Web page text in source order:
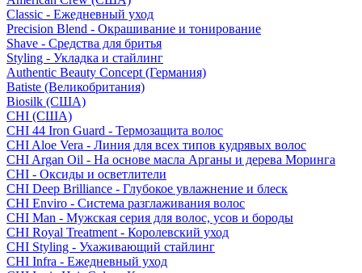
Classic - Ежедневный уход
Precision Blend - Окрашивание и тонирование
Shave - Средства для бритья
Styling - Укладка и стайлинг
Authentic Beauty Concept (Германия)
Batiste (Великобритания)
Biosilk (США)
CHI (США)
CHI 44 Iron Guard - Термозащита волос
CHI Aloe Vera - Линия для всех типов кудрявых волос
CHI Argan Oil - На основе масла Арганы и дерева Моринга
CHI - Оксиды и осветлители
CHI Deep Brilliance - Глубокое увлажнение и блеск
CHI Enviro - Система разглаживания волос
CHI Man - Мужская серия для волос, усов и бороды
CHI Royal Treatment - Королевский уход
CHI Styling - Ухаживающий стайлинг
CHI Infra - Ежедневный уход